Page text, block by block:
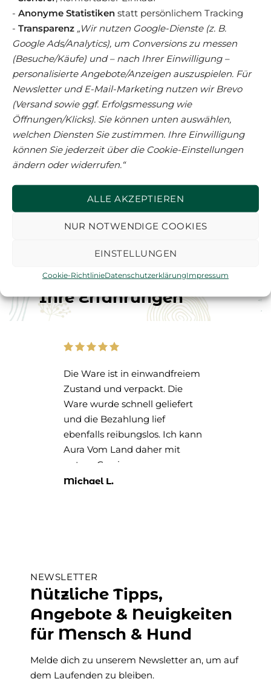
- Anonyme Statistiken statt persönlichem Tracking
- Transparenz „Wir nutzen Google-Dienste (z. B.
Google Ads/Analytics), um Conversions zu messen
(Besuche/Käufe) und – nach Ihrer Einwilligung –
personalisierte Angebote/Anzeigen auszuspielen. Für
Newsletter und E-Mail-Marketing nutzen wir Brevo
(Versand sowie ggf. Erfolgsmessung wie
Öffnungen/Klicks). Sie können unten auswählen,
welchen Diensten Sie zustimmen. Ihre Einwilligung
können Sie jederzeit über die Cookie-Einstellungen
ändern oder widerrufen.“
ALLE AKZEPTIEREN
NUR NOTWENDIGE COOKIES
EINSTELLUNGEN
Cookie-RichtlinieDatenschutzerklärungImpressum
Bio-Reinfleisch für Hunde
100% Holledauer Wild
– limited edition
12,90€
(34,86€/kg)
Bio-Nassfutter
Hundemenü Bio-Rind-
2
ab 6,40€
(37,65€–24,05€/kg)
KUNDENSTIMMEN
Ihre Erfahrungen
Die Ware ist in einwandfreiem
Zustand und verpackt. Die
Ware wurde schnell geliefert
und die Bezahlung lief
ebenfalls reibungslos. Ich kann
Aura Vom Land daher mit
gutem Gewissen
weiterempfehlen.
Michael L.
NEWSLETTER
Nützliche Tipps,
Angebote & Neuigkeiten
für Mensch & Hund
Melde dich zu unserem Newsletter an, um auf
dem Laufenden zu bleiben.